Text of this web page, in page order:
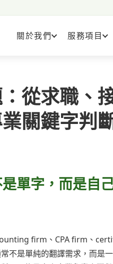
關於我們
服務項目
從求職、
關鍵字判
單字，而是自
firm、CPA firm、
是單純的翻譯需求，而是